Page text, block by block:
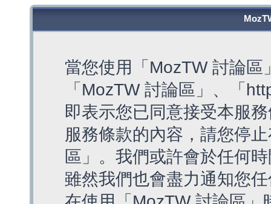
當您使用「MozTW 討論
「MozTW 討論區」、「
即表示您已同意接受本服
服務條款的內容，請您停
區」。我們或許會於任何
雖然我們也會盡力通知您